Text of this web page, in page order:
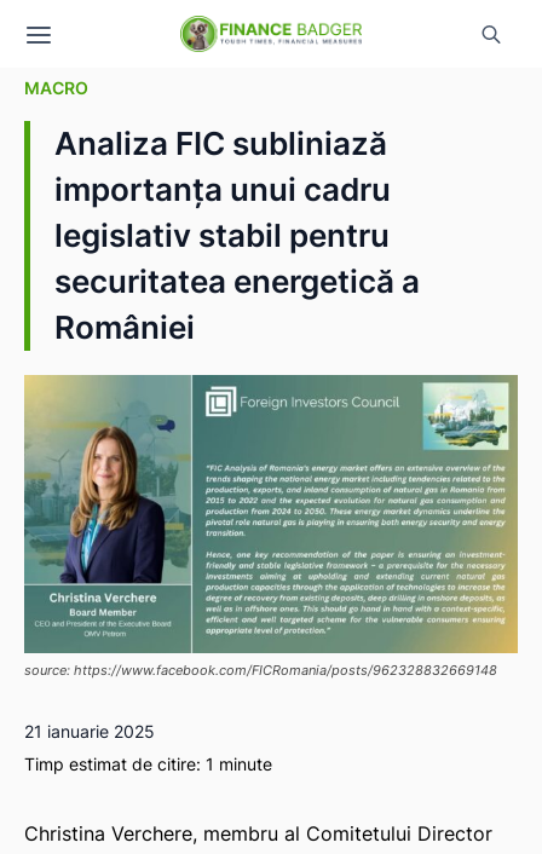
MACRO
Analiza FIC subliniază
importanța unui cadru
legislativ stabil pentru
securitatea energetică a
României
source: https://www.facebook.com/FICRomania/posts/962328832669148
21 ianuarie 2025
Timp estimat de citire: 1 minute
Christina Verchere, membru al Comitetului Director